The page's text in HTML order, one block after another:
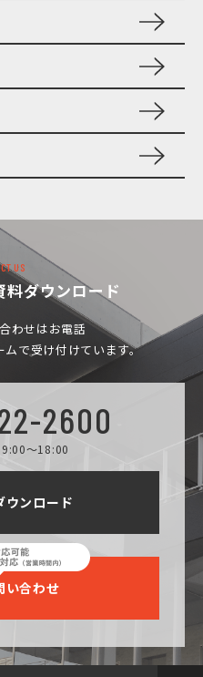
US
ダウンロード
わせはお電話
ムで受け付けています。
2600
～18:00
ウンロード
い合わせ